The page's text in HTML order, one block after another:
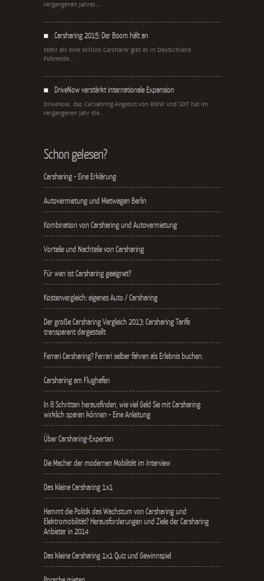
vergangenen Jahres...
Carsharing 2015: Der Boom hält an
Mehr als eine Million Carsharer gibt es in Deutschland.
Führende...
DriveNow verstärkt internationale Expansion
DriveNow, das Carsahring-Angebot von BMW und SIXT hat im
vergangenen Jahr die...
Schon gelesen?
Carsharing - Eine Erklärung
Autovermietung und Mietwagen Berlin
Kombination von Carsharing und Autovermietung
Vorteile und Nachteile von Carsharing
Für wen ist Carsharing geeignet?
Kostenvergleich: eigenes Auto / Carsharing
Der große Carsharing Vergleich 2013: Carsharing Tarife
transparent dargestellt
Ferrari Carsharing? Ferrari selber fahren als Erlebnis buchen.
Carsharing am Flughafen
In 8 Schritten herausfinden, wie viel Geld Sie mit Carsharing
wirklich sparen können - Eine Anleitung
Über Carsharing-Experten
Die Macher der modernen Mobilität im Interview
Das kleine Carsharing 1x1
Hemmt die Politik das Wachstum von Carsharing und
Elektromobilität? Herausforderungen und Ziele der Carsharing
Anbieter in 2014
Das kleine Carsharing 1x1 Quiz und Gewinnspiel